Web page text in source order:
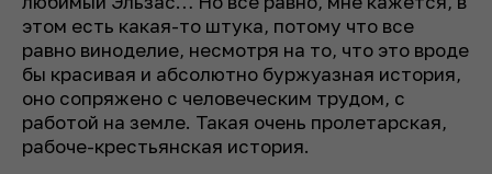
этом есть какая-то штука, потому что все
равно виноделие, несмотря на то, что это вроде
бы красивая и абсолютно буржуазная история,
оно сопряжено с человеческим трудом, с
работой на земле. Такая очень пролетарская,
рабоче-крестьянская история.